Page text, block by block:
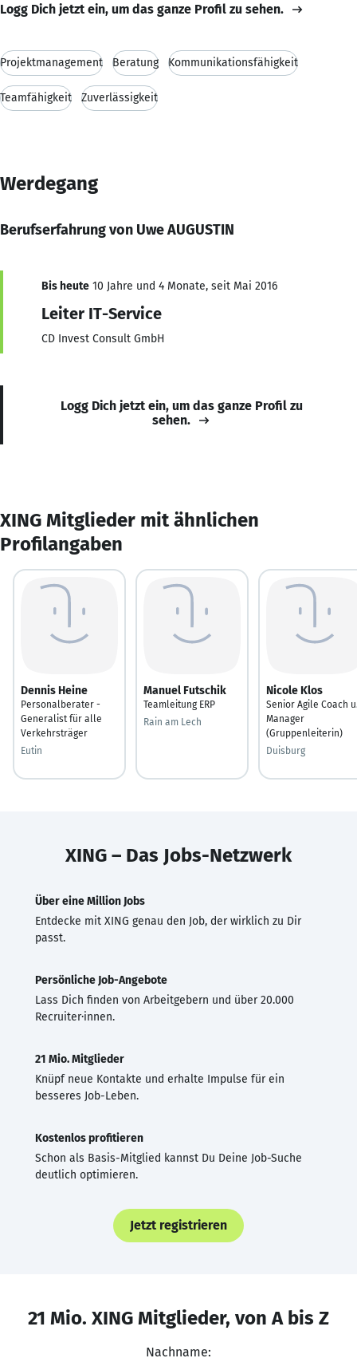
Logg Dich jetzt ein, um das ganze Profil zu sehen.
Projektmanagement Beratung Kommunikationsfähigkeit
Teamfähigkeit Zuverlässigkeit
Werdegang
Berufserfahrung von Uwe AUGUSTIN
Bis heute 10 Jahre und 4 Monate, seit Mai 2016
Leiter IT-Service
CD Invest Consult GmbH
Logg Dich jetzt ein, um das ganze Profil zu
sehen.
XING Mitglieder mit ähnlichen
Profilangaben
Dennis Heine
Personalberater -
Generalist für alle
Verkehrsträger
Eutin
Manuel Futschik
Teamleitung ERP
Rain am Lech
Nicole Klos
Senior Agile Coach
Manager
(Gruppenleiterin)
Duisburg
XING – Das Jobs-Netzwerk
Über eine Million Jobs
Entdecke mit XING genau den Job, der wirklich zu Dir
passt.
Persönliche Job-Angebote
Lass Dich finden von Arbeitgebern und über 20.000
Recruiter·innen.
21 Mio. Mitglieder
Knüpf neue Kontakte und erhalte Impulse für ein
besseres Job-Leben.
Kostenlos profitieren
Schon als Basis-Mitglied kannst Du Deine Job-Suche
deutlich optimieren.
Jetzt registrieren
21 Mio. XING Mitglieder, von A bis Z
Nachname: